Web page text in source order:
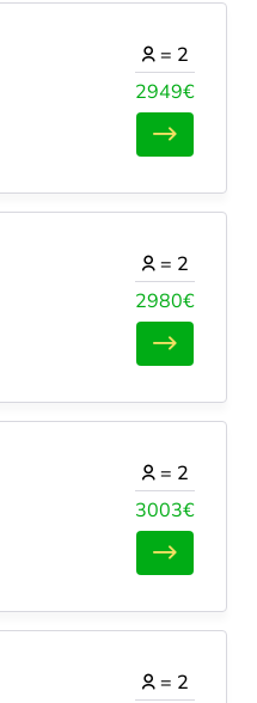
2949€
= 2
2980€
= 2
3003€
= 2
= 2